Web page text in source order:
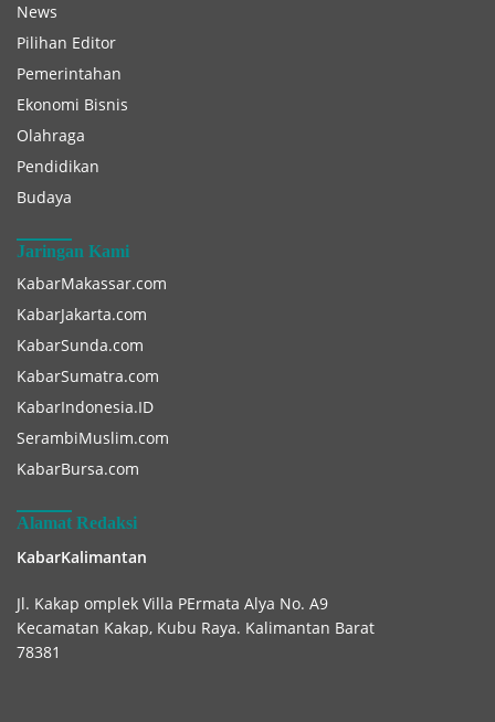
News
Pilihan Editor
Pemerintahan
Ekonomi Bisnis
Olahraga
Pendidikan
Budaya
Jaringan Kami
KabarMakassar.com
KabarJakarta.com
KabarSunda.com
KabarSumatra.com
KabarIndonesia.ID
SerambiMuslim.com
KabarBursa.com
Alamat Redaksi
KabarKalimantan
Jl. Kakap omplek Villa PErmata Alya No. A9
Kecamatan Kakap, Kubu Raya. Kalimantan Barat
78381